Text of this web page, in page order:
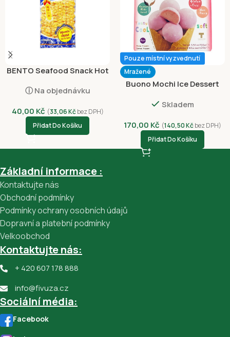
BENTO Seafood Snack Hot
ⓘ Na objednávku
40,00 Kč (33,06Kčbez DPH)
Přidat Do Košíku
Pouze místní vyzvednutí
Mražené
Buono Mochi Ice Dessert
Skladem
170,00 Kč (140,50Kčbez DPH)
Přidat Do Košíku
Základní informace :
Kontaktujte nás
Obchodní podmínky
Podmínky ochrany osobních údajů
Dopravní a platební podmínky
Velkoobchod
Kontaktujte nás:
+ 420 607 178 888
info@fivuza.cz
Sociální média:
Facebook